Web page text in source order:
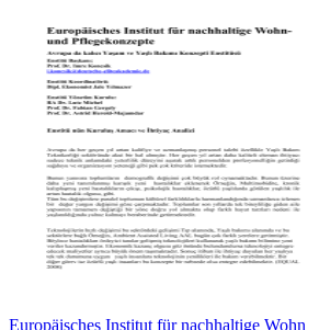
Europäisches Institut für nachhaltige Wohn